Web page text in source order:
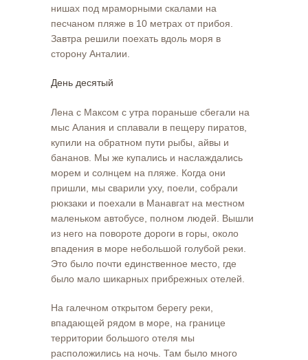
нишах под мраморными скалами на
песчаном пляже в 10 метрах от прибоя.
Завтра решили поехать вдоль моря в
сторону Анталии.
День десятый
Лена с Максом с утра пораньше сбегали на
мыс Алания и сплавали в пещеру пиратов,
купили на обратном пути рыбы, айвы и
бананов. Мы же купались и наслаждались
морем и солнцем на пляже. Когда они
пришли, мы сварили уху, поели, собрали
рюкзаки и поехали в Манавгат на местном
маленьком автобусе, полном людей. Вышли
из него на повороте дороги в горы, около
впадения в море небольшой голубой реки.
Это было почти единственное место, где
было мало шикарных прибрежных отелей.
На галечном открытом берегу реки,
впадающей рядом в море, на границе
территории большого отеля мы
расположились на ночь. Там было много